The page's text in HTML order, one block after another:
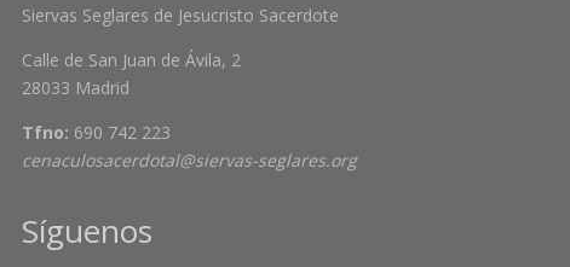
Siervas Seglares de Jesucristo Sacerdote
Calle de San Juan de Ávila, 2
28033 Madrid
Tfno: 690 742 223
cenaculosacerdotal@siervas-seglares.org
Síguenos